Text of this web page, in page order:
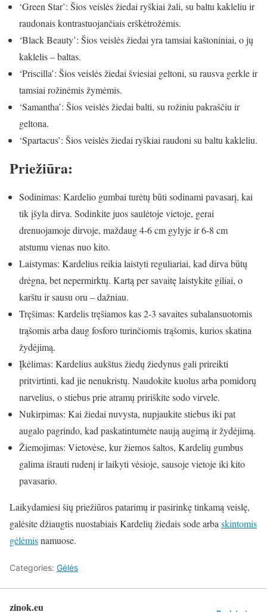
‘Green Star’: Šios veislės žiedai ryškiai žali, su baltu kakleliu ir
raudonais kontrastuojančiais erškėtrožėmis.
‘Black Beauty’: Šios veislės žiedai yra tamsiai kaštoniniai, o jų
kaklelis – baltas.
‘Priscilla’: Šios veislės žiedai šviesiai geltoni, su rausva gerkle ir
tamsiai rožinėmis žymėmis.
‘Samantha’: Šios veislės žiedai balti, su rožiniu pakraščiu ir
geltona.
‘Spartacus’: Šios veislės žiedai ryškiai raudoni su baltu kakleliu.
Priežiūra:
Sodinimas: Kardelio gumbai turėtų būti sodinami pavasarį, kai
tik įšyla dirva. Sodinkite juos saulėtoje vietoje, gerai
drenuojamoje dirvoje, maždaug 4-6 cm gylyje ir 6-8 cm
atstumu vienas nuo kito.
Laistymas: Kardelius reikia laistyti reguliariai, kad dirva būtų
drėgna, bet nepermirktų. Kartą per savaitę laistykite giliai, o
karštu ir sausu oru – dažniau.
Tręšimas: Kardelis tręšiamos kas 2-3 savaites subalansuotomis
trąšomis arba daug fosforo turinčiomis trąšomis, kurios skatina
žydėjimą.
Įkėlimas: Kardelius aukštus žiedų žiedynus gali prireikti
pritvirtinti, kad jie nenukristų. Naudokite kuolus arba pomidorų
narvelius, o stiebus prie atramų pririškite sodo virvele.
Nukirpimas: Kai žiedai nuvysta, nupjaukite stiebus iki pat
augalo pagrindo, kad paskatintumėte naują augimą ir žydėjimą.
Žiemojimas: Vietovėse, kur žiemos šaltos, Kardelių gumbus
galima išrauti rudenį ir laikyti vėsioje, sausoje vietoje iki kito
pavasario.
Laikydamiesi šių priežiūros patarimų ir pasirinkę tinkamą veislę,
galėsite džiaugtis nuostabiais Kardelių žiedais sode arbaskintomis
gėlėmisnamuose.
Categories: Gėlės
zinok.eu